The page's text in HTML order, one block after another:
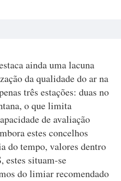
ainda uma lacuna
da qualidade do ar na
três estações: duas no
o que limita
de avaliação
estes concelhos
do tempo, valores dentro
estes situam-se
do limiar recomendado